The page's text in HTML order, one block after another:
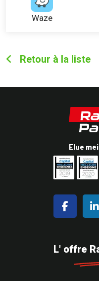
Waze
Retour à la liste
Elue
L' offre